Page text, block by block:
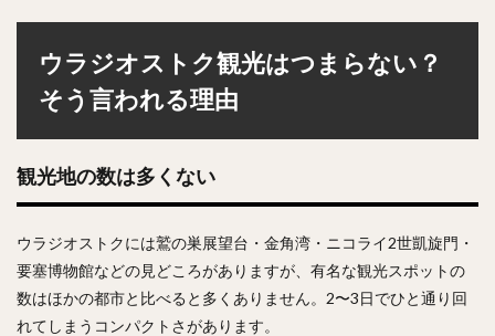
ウラジオストク観光はつまらない？
そう言われる理由
観光地の数は多くない
ウラジオストクには鷲の巣展望台・金角湾・ニコライ2世凱旋門・
要塞博物館などの見どころがありますが、有名な観光スポットの
数はほかの都市と比べると多くありません。2〜3日でひと通り回
れてしまうコンパクトさがあります。